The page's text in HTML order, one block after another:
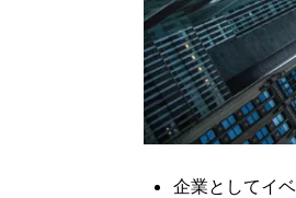
企業としてイ